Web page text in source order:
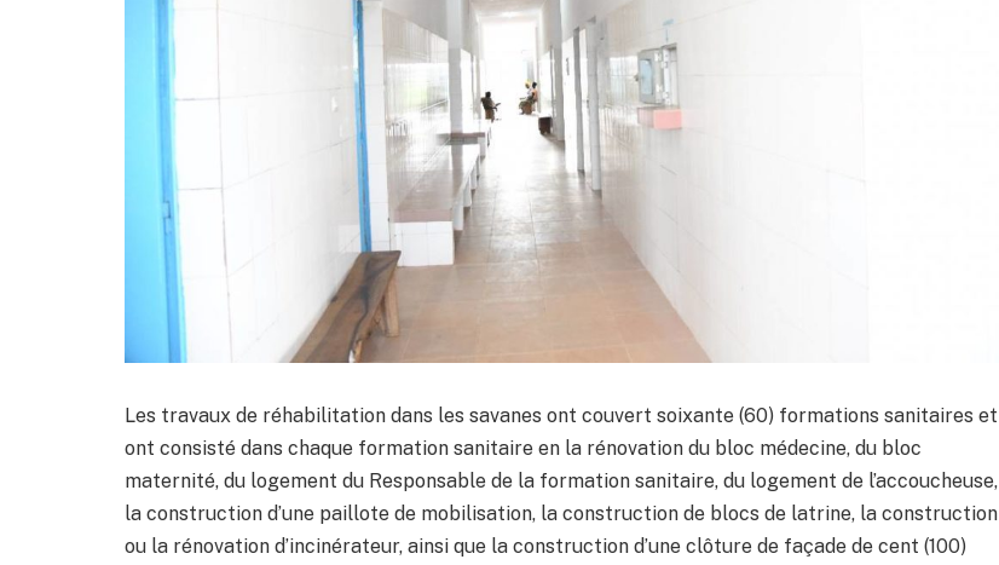
Les travaux de réhabilitation dans les savanes ont couvert soixante (60) formations sanitaires et
ont consisté dans chaque formation sanitaire en la rénovation du bloc médecine, du bloc
maternité, du logement du Responsable de la formation sanitaire, du logement de l’accoucheuse,
la construction d’une paillote de mobilisation, la construction de blocs de latrine, la construction
ou la rénovation d’incinérateur, ainsi que la construction d’une clôture de façade de cent (100)